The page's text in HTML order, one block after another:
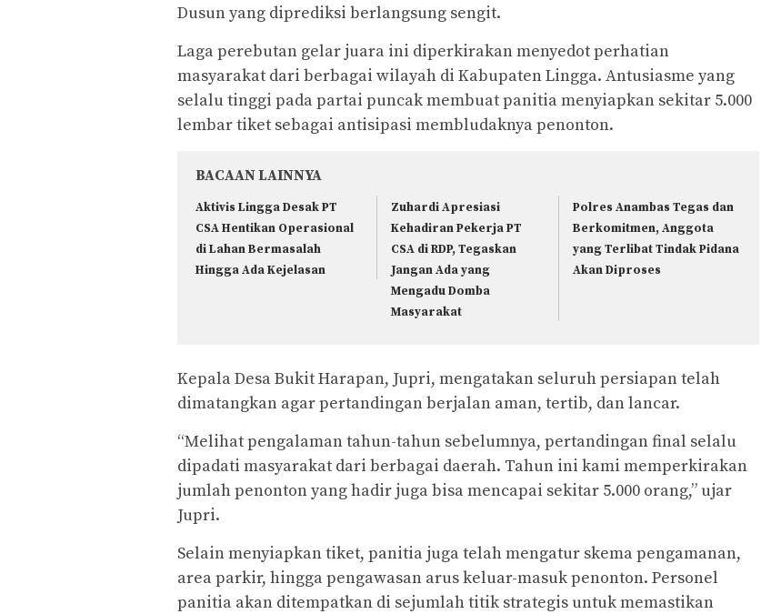
Dusun yang diprediksi berlangsung sengit.
Laga perebutan gelar juara ini diperkirakan menyedot perhatian
masyarakat dari berbagai wilayah di Kabupaten Lingga. Antusiasme yang
selalu tinggi pada partai puncak membuat panitia menyiapkan sekitar 5.000
lembar tiket sebagai antisipasi membludaknya penonton.
BACAAN LAINNYA
Aktivis Lingga Desak PT
CSA Hentikan Operasional
di Lahan Bermasalah
Hingga Ada Kejelasan
Zuhardi Apresiasi
Kehadiran Pekerja PT
CSA di RDP, Tegaskan
Jangan Ada yang
Mengadu Domba
Masyarakat
Polres Anambas Tegas dan
Berkomitmen, Anggota
yang Terlibat Tindak Pidana
Akan Diproses
Kepala Desa Bukit Harapan, Jupri, mengatakan seluruh persiapan telah
dimatangkan agar pertandingan berjalan aman, tertib, dan lancar.
“Melihat pengalaman tahun-tahun sebelumnya, pertandingan final selalu
dipadati masyarakat dari berbagai daerah. Tahun ini kami memperkirakan
jumlah penonton yang hadir juga bisa mencapai sekitar 5.000 orang,” ujar
Jupri.
Selain menyiapkan tiket, panitia juga telah mengatur skema pengamanan,
area parkir, hingga pengawasan arus keluar-masuk penonton. Personel
panitia akan ditempatkan di sejumlah titik strategis untuk memastikan